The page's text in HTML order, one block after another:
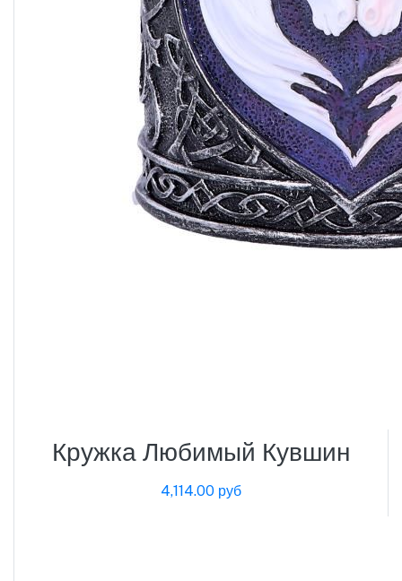
Кружка Любимый Кувшин
4,114.00 руб